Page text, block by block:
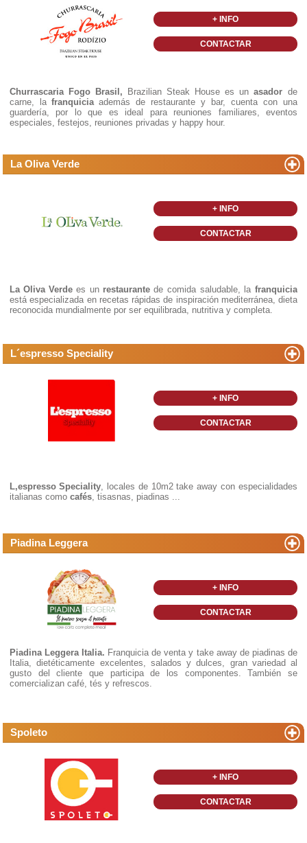
+ INFO
CONTACTAR
Churrascaria Fogo Brasil, Brazilian Steak House es un asador de
carne, la franquicia además de restaurante y bar, cuenta con una
guardería, por lo que es ideal para reuniones familiares, eventos
especiales, festejos, reuniones privadas y happy hour.
La Oliva Verde
+ INFO
CONTACTAR
La Oliva Verde es un restaurante de comida saludable, la franquicia
está especializada en recetas rápidas de inspiración mediterránea, dieta
reconocida mundialmente por ser equilibrada, nutritiva y completa.
L´espresso Speciality
+ INFO
CONTACTAR
L,espresso Speciality , locales de 10m2 take away con especialidades
italianas como cafés , tisasnas, piadinas ...
Piadina Leggera
+ INFO
CONTACTAR
Piadina Leggera Italia. Franquicia de venta y take away de piadinas de
Italia, dietéticamente excelentes, salados y dulces, gran variedad al
gusto del cliente que participa de los componentes. También se
comercializan café, tés y refrescos.
Spoleto
+ INFO
CONTACTAR